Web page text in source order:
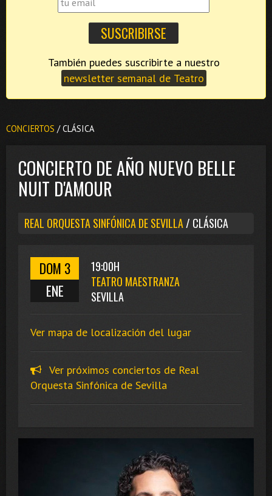
newsletter semanal de Teatro
CONCIERTOS / CLÁSICA
CONCIERTO DE AÑO NUEVO BELLE
NUIT D'AMOUR
REAL ORQUESTA SINFÓNICA DE SEVILLA/ CLÁSICA
DOM 3
ENE
19:00H
TEATRO MAESTRANZA
SEVILLA
Ver mapa de localización del lugar
Ver próximos conciertos de Real
Orquesta Sinfónica de Sevilla